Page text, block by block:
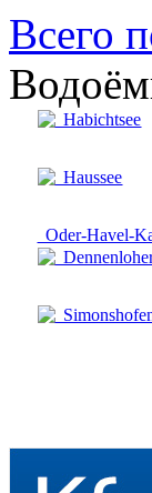
Всего
Habichtsee
Haussee
Oder-Havel-